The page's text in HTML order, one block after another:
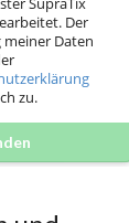
Der
Daten
zu.